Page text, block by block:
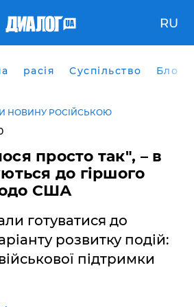
RU
расія Суспільство Блоги
НОВИНУ РОСІЙСЬКОЮ
просто так", – в
до гіршого
США
готуватися до
розвитку подій:
підтримки